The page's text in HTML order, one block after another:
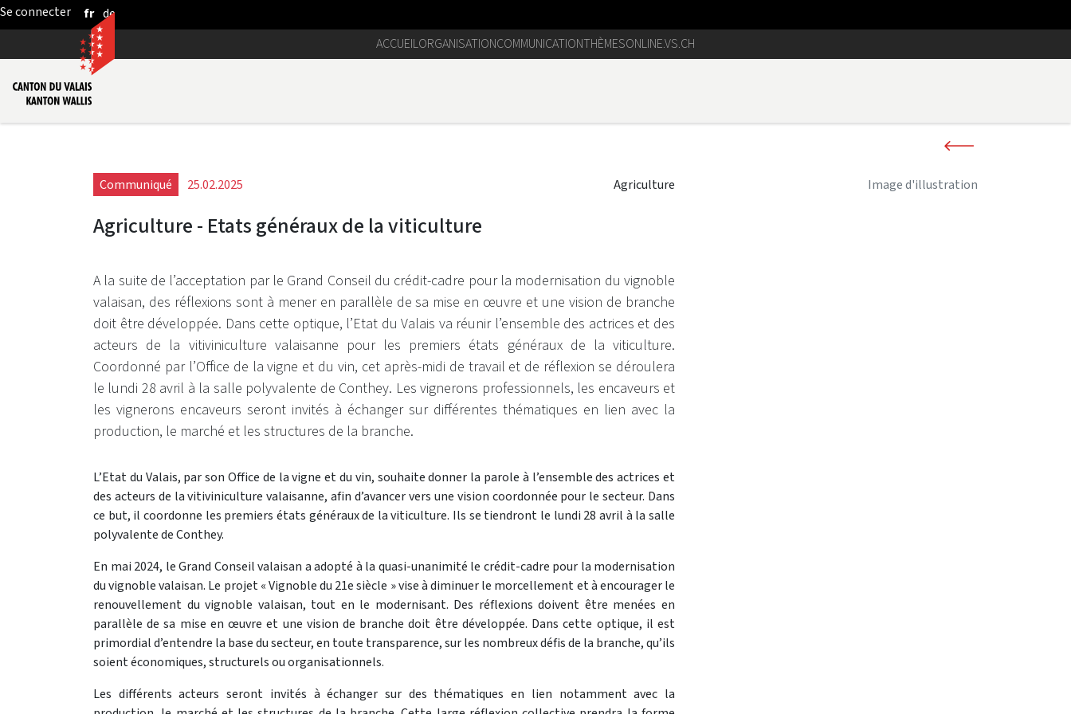
Saut au contenu principal
fr de
ACCUEILORGANISATIONCOMMUNICATIONTHÈMESONLINE.VS.CH
Communiqué 25.02.2025 Agriculture
Agriculture - Etats généraux de la viticulture
A la suite de l’acceptation par le Grand Conseil du crédit-cadre pour la modernisation du vignoble
valaisan, des réflexions sont à mener en parallèle de sa mise en œuvre et une vision de branche
doit être développée. Dans cette optique, l’Etat du Valais va réunir l’ensemble des actrices et des
acteurs de la vitiviniculture valaisanne pour les premiers états généraux de la viticulture.
Coordonné par l’Office de la vigne et du vin, cet après-midi de travail et de réflexion se déroulera
le lundi 28 avril à la salle polyvalente de Conthey. Les vignerons professionnels, les encaveurs et
les vignerons encaveurs seront invités à échanger sur différentes thématiques en lien avec la
production, le marché et les structures de la branche.
L’Etat du Valais, par son Office de la vigne et du vin, souhaite donner la parole à l’ensemble des actrices et
des acteurs de la vitiviniculture valaisanne, afin d’avancer vers une vision coordonnée pour le secteur. Dans
ce but, il coordonne les premiers états généraux de la viticulture. Ils se tiendront le lundi 28 avril à la salle
polyvalente de Conthey.
En mai 2024, le Grand Conseil valaisan a adopté à la quasi-unanimité le crédit-cadre pour la modernisation
du vignoble valaisan. Le projet « Vignoble du 21e siècle » vise à diminuer le morcellement et à encourager le
renouvellement du vignoble valaisan, tout en le modernisant. Des réflexions doivent être menées en
parallèle de sa mise en œuvre et une vision de branche doit être développée. Dans cette optique, il est
primordial d’entendre la base du secteur, en toute transparence, sur les nombreux défis de la branche, qu’ils
soient économiques, structurels ou organisationnels.
Les différents acteurs seront invités à échanger sur des thématiques en lien notamment avec la
Image d'illustration